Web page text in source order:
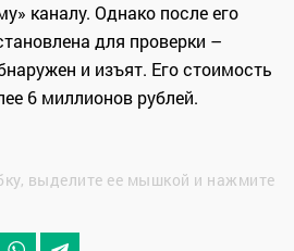
каналу. Однако после его
для проверки –
и изъят. Его стоимость
6 миллионов рублей.
выделите ее мышкой и нажмите